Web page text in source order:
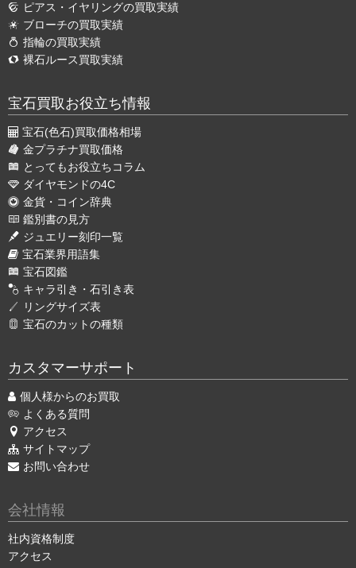
ピアス・イヤリングの買取実績
ブローチの買取実績
指輪の買取実績
裸石ルース買取実績
宝石買取お役立ち情報
宝石(色石)買取価格相場
金プラチナ買取価格
とってもお役立ちコラム
ダイヤモンドの4C
金貨・コイン辞典
鑑別書の見方
ジュエリー刻印一覧
宝石業界用語集
宝石図鑑
キャラ引き・石引き表
リングサイズ表
宝石のカットの種類
カスタマーサポート
個人様からのお買取
よくある質問
アクセス
サイトマップ
お問い合わせ
会社情報
社内資格制度
アクセス